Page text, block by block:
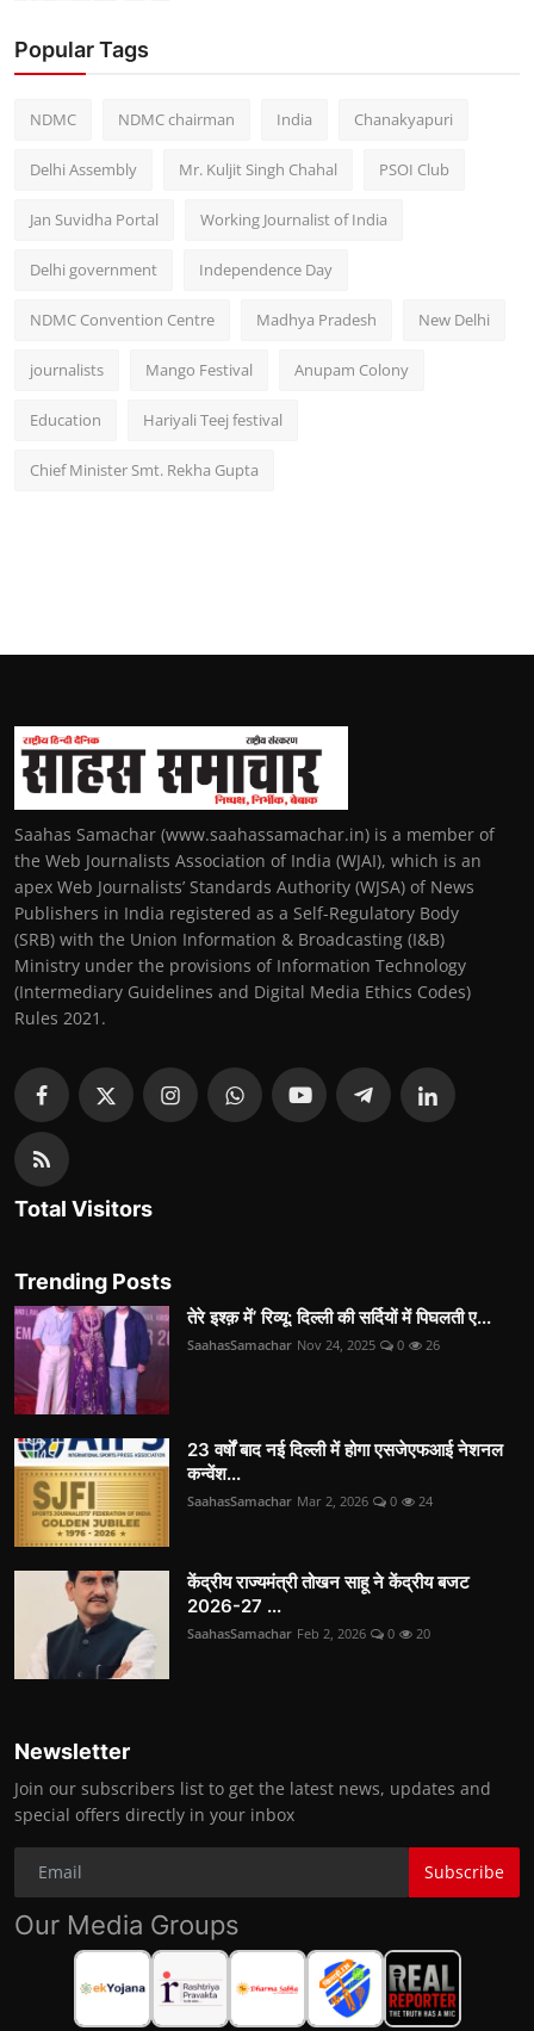
Popular Tags
NDMC NDMC chairman India Chanakyapuri
Delhi Assembly Mr. Kuljit Singh Chahal PSOI Club
Jan Suvidha Portal Working Journalist of India
Delhi government Independence Day
NDMC Convention Centre Madhya Pradesh New Delhi
journalists Mango Festival Anupam Colony
Education Hariyali Teej festival
Chief Minister Smt. Rekha Gupta
Saahas Samachar (www.saahassamachar.in) is a member of
the Web Journalists Association of India (WJAI), which is an
apex Web Journalists’ Standards Authority (WJSA) of News
Publishers in India registered as a Self-Regulatory Body
(SRB) with the Union Information & Broadcasting (I&B)
Ministry under the provisions of Information Technology
(Intermediary Guidelines and Digital Media Ethics Codes)
Rules 2021.
Total Visitors
Trending Posts
तेरे इश्क़ में’ रिव्यू: दिल्ली की सर्दियों में पिघलती ए...
SaahasSamachar Nov 24, 2025 0 26
23 वर्षों बाद नई दिल्ली में होगा एसजेएफआई नेशनल
कन्वेंश...
SaahasSamachar Mar 2, 2026 0 24
केंद्रीय राज्यमंत्री तोखन साहू ने केंद्रीय बजट
2026-27 ...
SaahasSamachar Feb 2, 2026 0 20
Newsletter
Join our subscribers list to get the latest news, updates and
special offers directly in your inbox
Subscribe
Our Media Groups